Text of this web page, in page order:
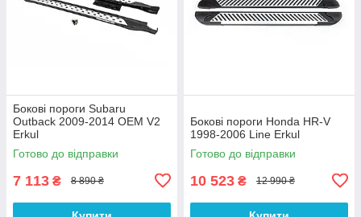
Бокові пороги Subaru
Outback 2009-2014 OEM V2
Erkul
Готово до відправки
7 113 ₴ 8 890 ₴
Бокові пороги Honda HR-V
1998-2006 Line Erkul
Готово до відправки
10 523 ₴ 12 990 ₴